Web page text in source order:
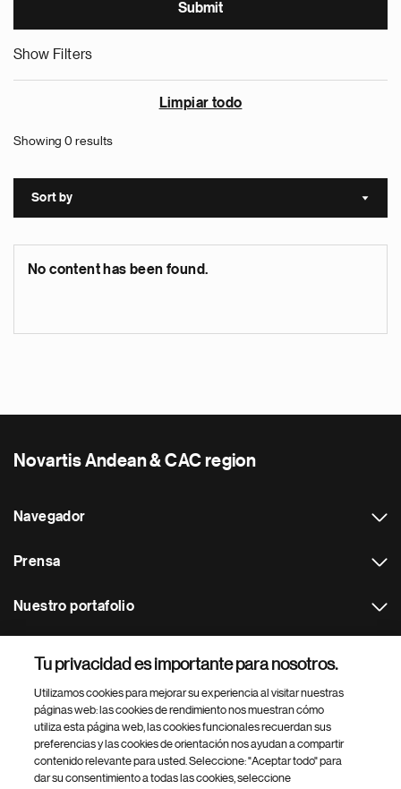
Show Filters
Limpiar todo
Showing 0 results
Sort by Sort
No content has been found.
Novartis Andean & CAC region
Navegador
Prensa
Nuestro portafolio
Footer Site Search
Tu privacidad es importante para nosotros.
Utilizamos cookies para mejorar su experiencia al visitar nuestras
páginas web: las cookies de rendimiento nos muestran cómo
utiliza esta página web, las cookies funcionales recuerdan sus
preferencias y las cookies de orientación nos ayudan a compartir
contenido relevante para usted. Seleccione: "Aceptar todo" para
dar su consentimiento a todas las cookies, seleccione